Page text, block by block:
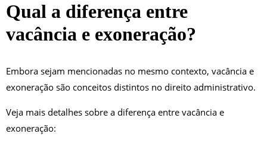
Qual a diferença entre
vacância e exoneração?
Embora sejam mencionadas no mesmo contexto, vacância e
exoneração são conceitos distintos no direito administrativo.
Veja mais detalhes sobre a diferença entre vacância e
exoneração: